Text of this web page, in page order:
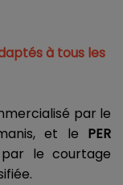
à tous les
par le
et le PER
le courtage